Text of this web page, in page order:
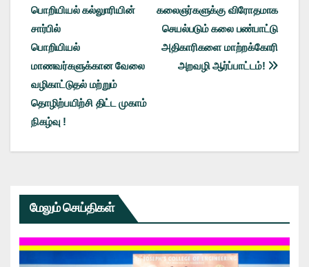
navigation
கலைஞர்களுக்கு விரோதமாக
செயல்படும் கலை பண்பாட்டு
அதிகாரிகளை மாற்றக்கோரி
அறவழி ஆர்ப்பாட்டம்!
பொறியியல் கல்லுாரியின்
சார்பில்
பொறியியல்
மாணவர்களுக்கான வேலை
வழிகாட்டுதல் மற்றும்
தொழிற்பயிற்சி திட்ட முகாம்
நிகழ்வு !
மேலும் செய்திகள்